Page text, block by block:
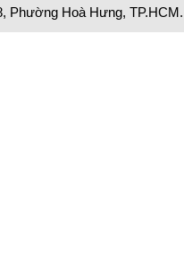
Phường Hoà Hưng,